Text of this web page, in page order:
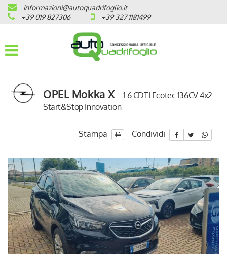
HOME
AZIENDA
OPEL
PRONTA CONSEGNA / KM 0
VEICOLI CON ECOBONUS
AUTO USATE
informazioni@autoquadrifoglio.it
+39 019 827306
+39 327 1181499
OPEL Mokka X
1.6 CDTI Ecotec 136CV 4x2
Start&Stop Innovation
Stampa Condividi